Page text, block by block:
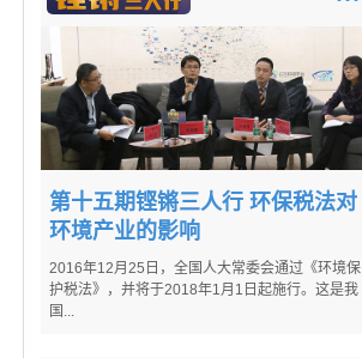
第十五期铿锵三人行 环保税法对
环境产业的影响
2016年12月25日，全国人大常委会通过《环境保
护税法》，并将于2018年1月1日起施行。这是我
国...